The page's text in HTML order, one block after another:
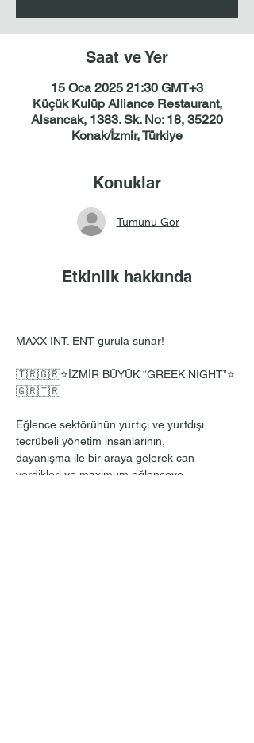
Saat ve Yer
15 Oca 2025 21:30 GMT+3
Küçük Kulüp Alliance Restaurant,
Alsancak, 1383. Sk. No: 18, 35220
Konak/İzmir, Türkiye
Konuklar
Tümünü Gör
Etkinlik hakkında
MAXX INT. ENT gurula sunar!
🇹🇷🇬🇷⭐İZMİR BÜYÜK “GREEK NIGHT”⭐
🇬🇷🇹🇷
Eğlence sektörünün yurtiçi ve yurtdışı
tecrübeli yönetim insanlarının,
dayanışma ile bir araya gelerek can
verdikleri ve maximum eğlenceye